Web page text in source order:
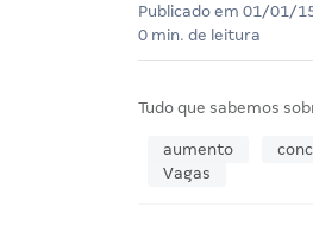
Publicado em 01/01/
0 min. de leitura
Tudo que sabemos
aumento
Vagas